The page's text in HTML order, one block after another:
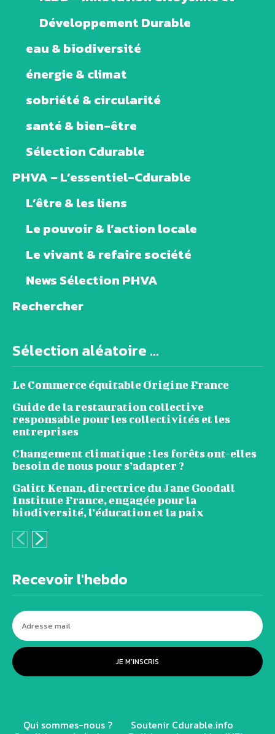
Développement Durable
eau & biodiversité
énergie & climat
sobriété & circularité
santé & bien-être
Sélection Cdurable
PHVA – L’essentiel-Cdurable
L’être & les liens
Le pouvoir & l’action locale
Le vivant & refaire société
News Sélection PHVA
Rechercher
Sélection aléatoire ...
Le Commerce équitable Origine France
Guide de la restauration collective
responsable pour les collectivités et les
entreprises
Changement climatique : les forêts ont-elles
besoin de nous pour s’adapter ?
Galitt Kenan, directrice du Jane Goodall
Institute France, engagée pour la
biodiversité, l’éducation et la paix
Recevoir l'hebdo
JE M'INSCRIS
Qui sommes-nous ? Soutenir Cdurable.info